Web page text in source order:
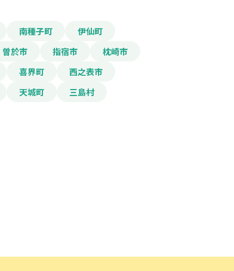
南種子町
伊仙町
曽於市 指宿市
枕崎市
喜界町
西之表市
天城町
三島村
ンを押下した時点